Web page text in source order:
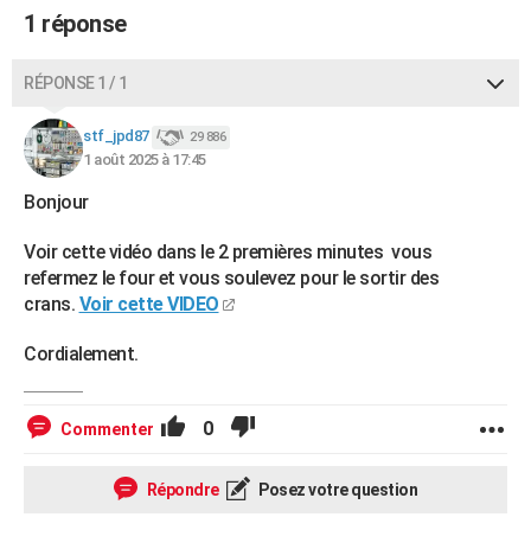
Dictionnaire
Biographies
Citations
Expressions
Proverbes
PROGRAMME TV
COPAINS D'AVANT
S'inscrire
Se connecter
Lycées
Collèges
Primaires
Universités
Entreprises
Service militaire
Avis de recherche
AVIS DE DÉCÈS
FORUM
1 réponse
RÉPONSE 1 / 1
stf_jpd87 29 886
1 août 2025 à 17:45
Bonjour
Voir cette vidéo dans le 2 premières minutes vous
refermez le four et vous soulevez pour le sortir des
crans. Voir cette VIDEO
Cordialement.
Commenter 0
Répondre Posez votre question